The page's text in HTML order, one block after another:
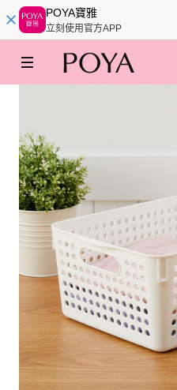
POYA寶雅
立刻使用官方APP